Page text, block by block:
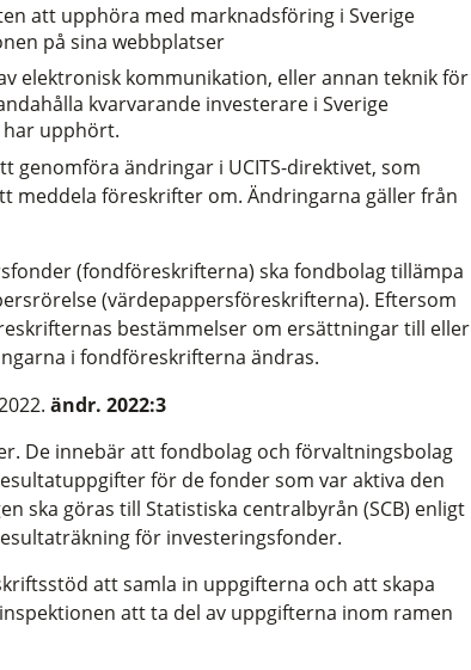
att upphöra med marknadsföring i Sverige
på sina webbplatser
elektronisk kommunikation, eller annan teknik för
kvarvarande investerare i Sverige
upphört.
genomföra ändringar i UCITS-direktivet, som
meddela föreskrifter om. Ändringarna gäller från
(fondföreskrifterna) ska fondbolag tillämpa
(värdepappersföreskrifterna). Eftersom
bestämmelser om ersättningar till eller
i fondföreskrifterna ändras.
ändr. 2022:3
De innebär att fondbolag och förvaltningsbolag
för de fonder som var aktiva den
ska göras till Statistiska centralbyrån (SCB) enligt
för investeringsfonder.
att samla in uppgifterna och att skapa
att ta del av uppgifterna inom ramen